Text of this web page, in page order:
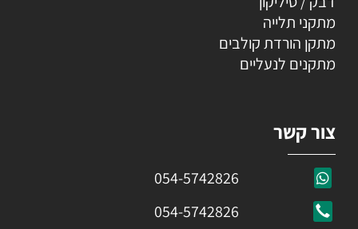
מתקני תלייה
מתקן הורדת קולבים
מתקנים לנעליים
צור קשר
054-5742826
054-5742826